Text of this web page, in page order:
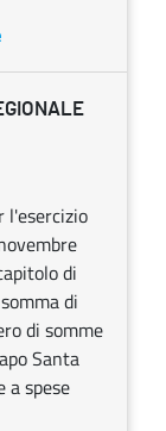
l'esercizio
di
di
di somme
Santa
a spese